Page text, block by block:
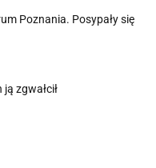
Poznania. Posypały się
zgwałcił